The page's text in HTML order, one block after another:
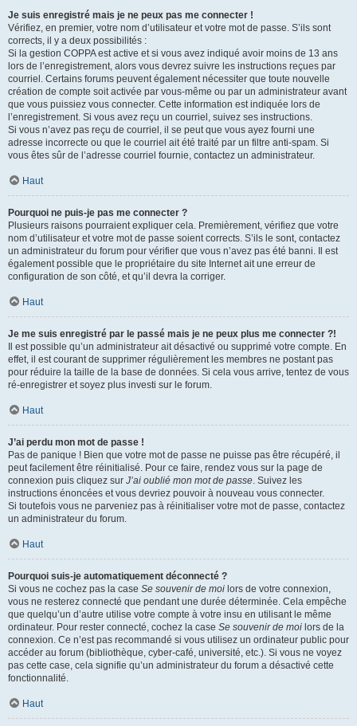
Je suis enregistré mais je ne peux pas me connecter !
Vérifiez, en premier, votre nom d’utilisateur et votre mot de passe. S’ils sont
corrects, il y a deux possibilités :
Si la gestion COPPA est active et si vous avez indiqué avoir moins de 13 ans
lors de l’enregistrement, alors vous devrez suivre les instructions reçues par
courriel. Certains forums peuvent également nécessiter que toute nouvelle
création de compte soit activée par vous-même ou par un administrateur avant
que vous puissiez vous connecter. Cette information est indiquée lors de
l’enregistrement. Si vous avez reçu un courriel, suivez ses instructions.
Si vous n’avez pas reçu de courriel, il se peut que vous ayez fourni une
adresse incorrecte ou que le courriel ait été traité par un filtre anti-spam. Si
vous êtes sûr de l’adresse courriel fournie, contactez un administrateur.
Haut
Pourquoi ne puis-je pas me connecter ?
Plusieurs raisons pourraient expliquer cela. Premièrement, vérifiez que votre
nom d’utilisateur et votre mot de passe soient corrects. S’ils le sont, contactez
un administrateur du forum pour vérifier que vous n’avez pas été banni. Il est
également possible que le propriétaire du site Internet ait une erreur de
configuration de son côté, et qu’il devra la corriger.
Haut
Je me suis enregistré par le passé mais je ne peux plus me connecter ?!
Il est possible qu’un administrateur ait désactivé ou supprimé votre compte. En
effet, il est courant de supprimer régulièrement les membres ne postant pas
pour réduire la taille de la base de données. Si cela vous arrive, tentez de vous
ré-enregistrer et soyez plus investi sur le forum.
Haut
J’ai perdu mon mot de passe !
Pas de panique ! Bien que votre mot de passe ne puisse pas être récupéré, il
peut facilement être réinitialisé. Pour ce faire, rendez vous sur la page de
connexion puis cliquez sur J’ai oublié mon mot de passe. Suivez les
instructions énoncées et vous devriez pouvoir à nouveau vous connecter.
Si toutefois vous ne parveniez pas à réinitialiser votre mot de passe, contactez
un administrateur du forum.
Haut
Pourquoi suis-je automatiquement déconnecté ?
Si vous ne cochez pas la case Se souvenir de moi lors de votre connexion,
vous ne resterez connecté que pendant une durée déterminée. Cela empêche
que quelqu’un d’autre utilise votre compte à votre insu en utilisant le même
ordinateur. Pour rester connecté, cochez la case Se souvenir de moi lors de la
connexion. Ce n’est pas recommandé si vous utilisez un ordinateur public pour
accéder au forum (bibliothèque, cyber-café, université, etc.). Si vous ne voyez
pas cette case, cela signifie qu’un administrateur du forum a désactivé cette
fonctionnalité.
Haut